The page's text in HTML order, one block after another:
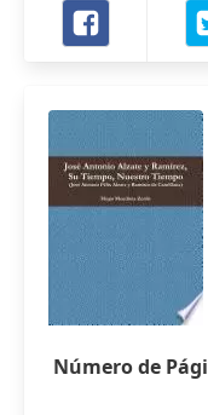
Número de